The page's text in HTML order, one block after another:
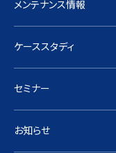
メンテナンス情報
ケーススタディ
セミナー
お知らせ